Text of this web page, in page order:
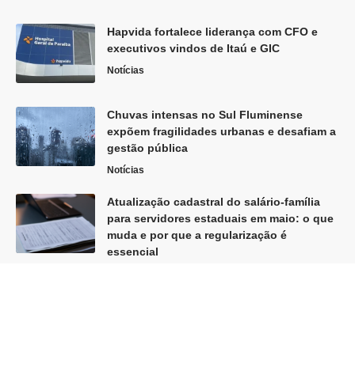
Hapvida fortalece liderança com CFO e
executivos vindos de Itaú e GIC
Notícias
Chuvas intensas no Sul Fluminense
expõem fragilidades urbanas e desafiam a
gestão pública
Notícias
Atualização cadastral do salário-família
para servidores estaduais em maio: o que
muda e por que a regularização é
essencial